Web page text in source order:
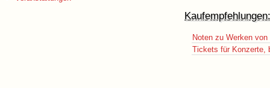
Kaufempfehlungen:
Noten zu Werken
Tickets für Konzerte,